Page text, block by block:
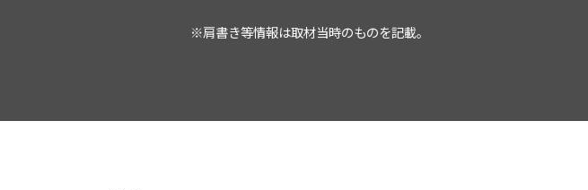
※肩書き等情報は取材当時のものを記載。